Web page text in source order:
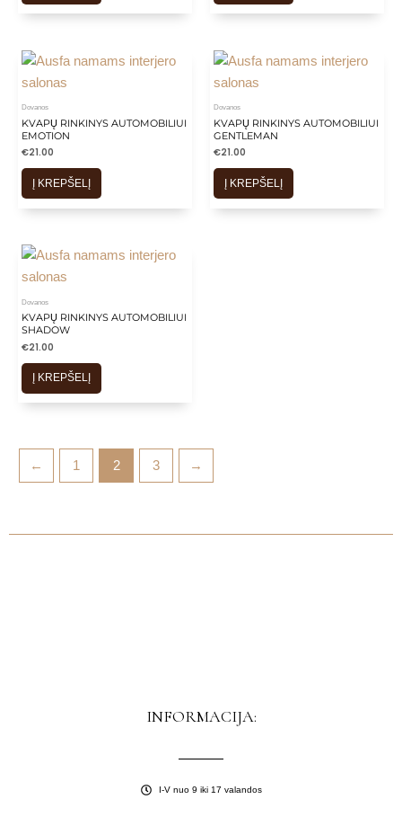
Dovanos
KVAPŲ RINKINYS AUTOMOBILIUI
EMOTION
€21.00
Į KREPŠELĮ
Dovanos
KVAPŲ RINKINYS AUTOMOBILIUI
GENTLEMAN
€21.00
Į KREPŠELĮ
Dovanos
KVAPŲ RINKINYS AUTOMOBILIUI
SHADOW
€21.00
Į KREPŠELĮ
← 1 2 3 →
INFORMACIJA:
I-V nuo 9 iki 17 valandos